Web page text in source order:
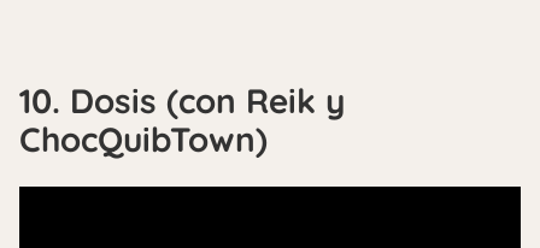
10. Dosis (con Reik y
ChocQuibTown)